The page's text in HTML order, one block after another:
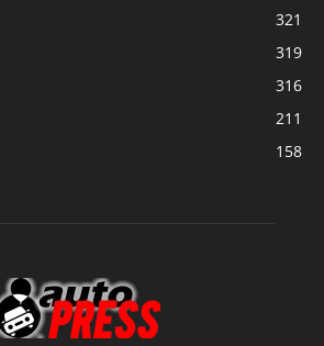
321
319
316
211
158